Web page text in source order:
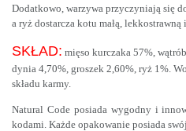
Dodatkowo, warzywa przyczyniają się
a ryż dostarcza kotu małą,
SKŁAD: mięso kurczaka 57%,
dynia 4,70%, groszek 2,60%, ryż 1%.
składu karmy.
Natural Code posiada wygodny i
kodami. Każde opakowanie posiada